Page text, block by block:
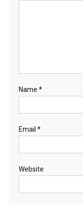
Name *
Email *
Website